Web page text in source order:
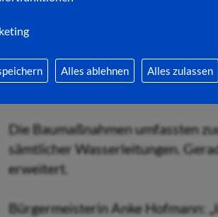
Alles ablehnen Alles zulassen
Neben der Neugestaltung der
Großzügige Sortierfächer, viel
Deckenbeleuchtung erleichtern
welche täglich bei der
Die Baumaßnahmen umfassten
sämtlicher Wasserleitungen.
erweitert.
Bürgermeisterin Anke Hofmann: